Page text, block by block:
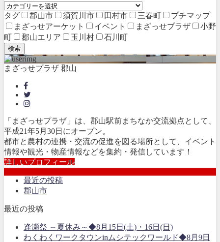
タグ 郡山市 須賀川市 田村市 三春町
プチマップ
まざっせアーケット
イベント まざっせプラザ
小野
町
郡山エリア 玉川村 石川町
検索
まざっせプラザ 郡山
「まざっせプラザ」は、郡山駅前まちなか交流拠点として、
平成21年5月30日にオープン。
都市と農村の連携・交流の促進を図る場所として、イベント
情報や観光・物産情報などを集約・発信しています！
詳しいプロフィール
最近の投稿
郡山市
最近の投稿
逢瀬祭 ～夏休み～◆8月15日(土)・16日(日)
わくわくワークタウンinムシテックワールド◆8月9日